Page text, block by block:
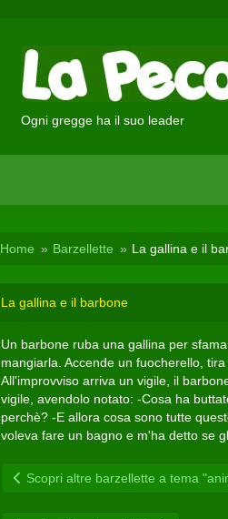
Ogni gregge ha il suo leader
Home Barzellette La gallina e il
La gallina e il barbone
Un barbone ruba una gallina per
mangiarla. Accende un fuocherello,
All'improvviso arriva un vigile, il
vigile, avendolo notato: -Cosa ha
perchè? -E allora cosa sono tutte
voleva fare un bagno e m'ha detto se
Scopri altre barzellette a tema